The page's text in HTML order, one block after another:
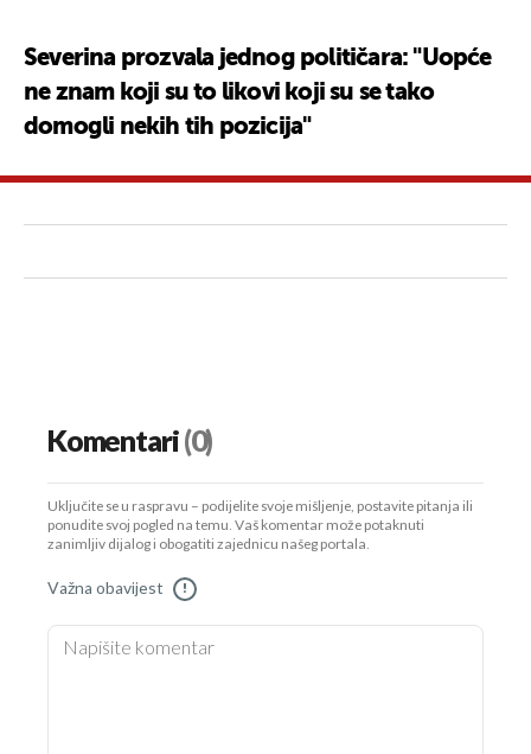
Severina prozvala jednog političara: "Uopće
ne znam koji su to likovi koji su se tako
domogli nekih tih pozicija"
Komentari(0)
Uključite se u raspravu – podijelite svoje mišljenje, postavite pitanja ili
ponudite svoj pogled na temu. Vaš komentar može potaknuti
zanimljiv dijalog i obogatiti zajednicu našeg portala.
Važna obavijest !